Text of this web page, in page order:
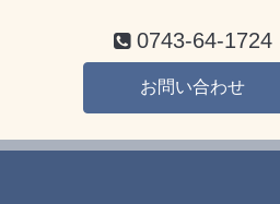
0743-64-1724
お問い合わせ